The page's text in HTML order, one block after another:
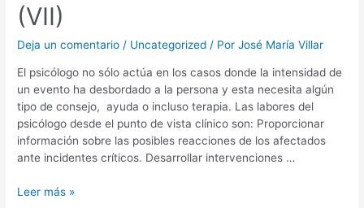
(VII)
Deja un comentario / Uncategorized / PorJosé María Villar
El psicólogo no sólo actúa en los casos donde la intensidad de
un evento ha desbordado a la persona y esta necesita algún
tipo de consejo, ayuda o incluso terapia. Las labores del
psicólogo desde el punto de vista clínico son: Proporcionar
información sobre las posibles reacciones de los afectados
ante incidentes críticos. Desarrollar intervenciones …
Leer más »